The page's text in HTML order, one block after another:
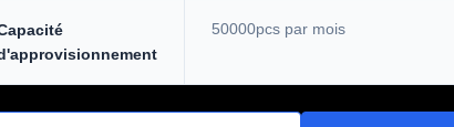
50000pcs par mois